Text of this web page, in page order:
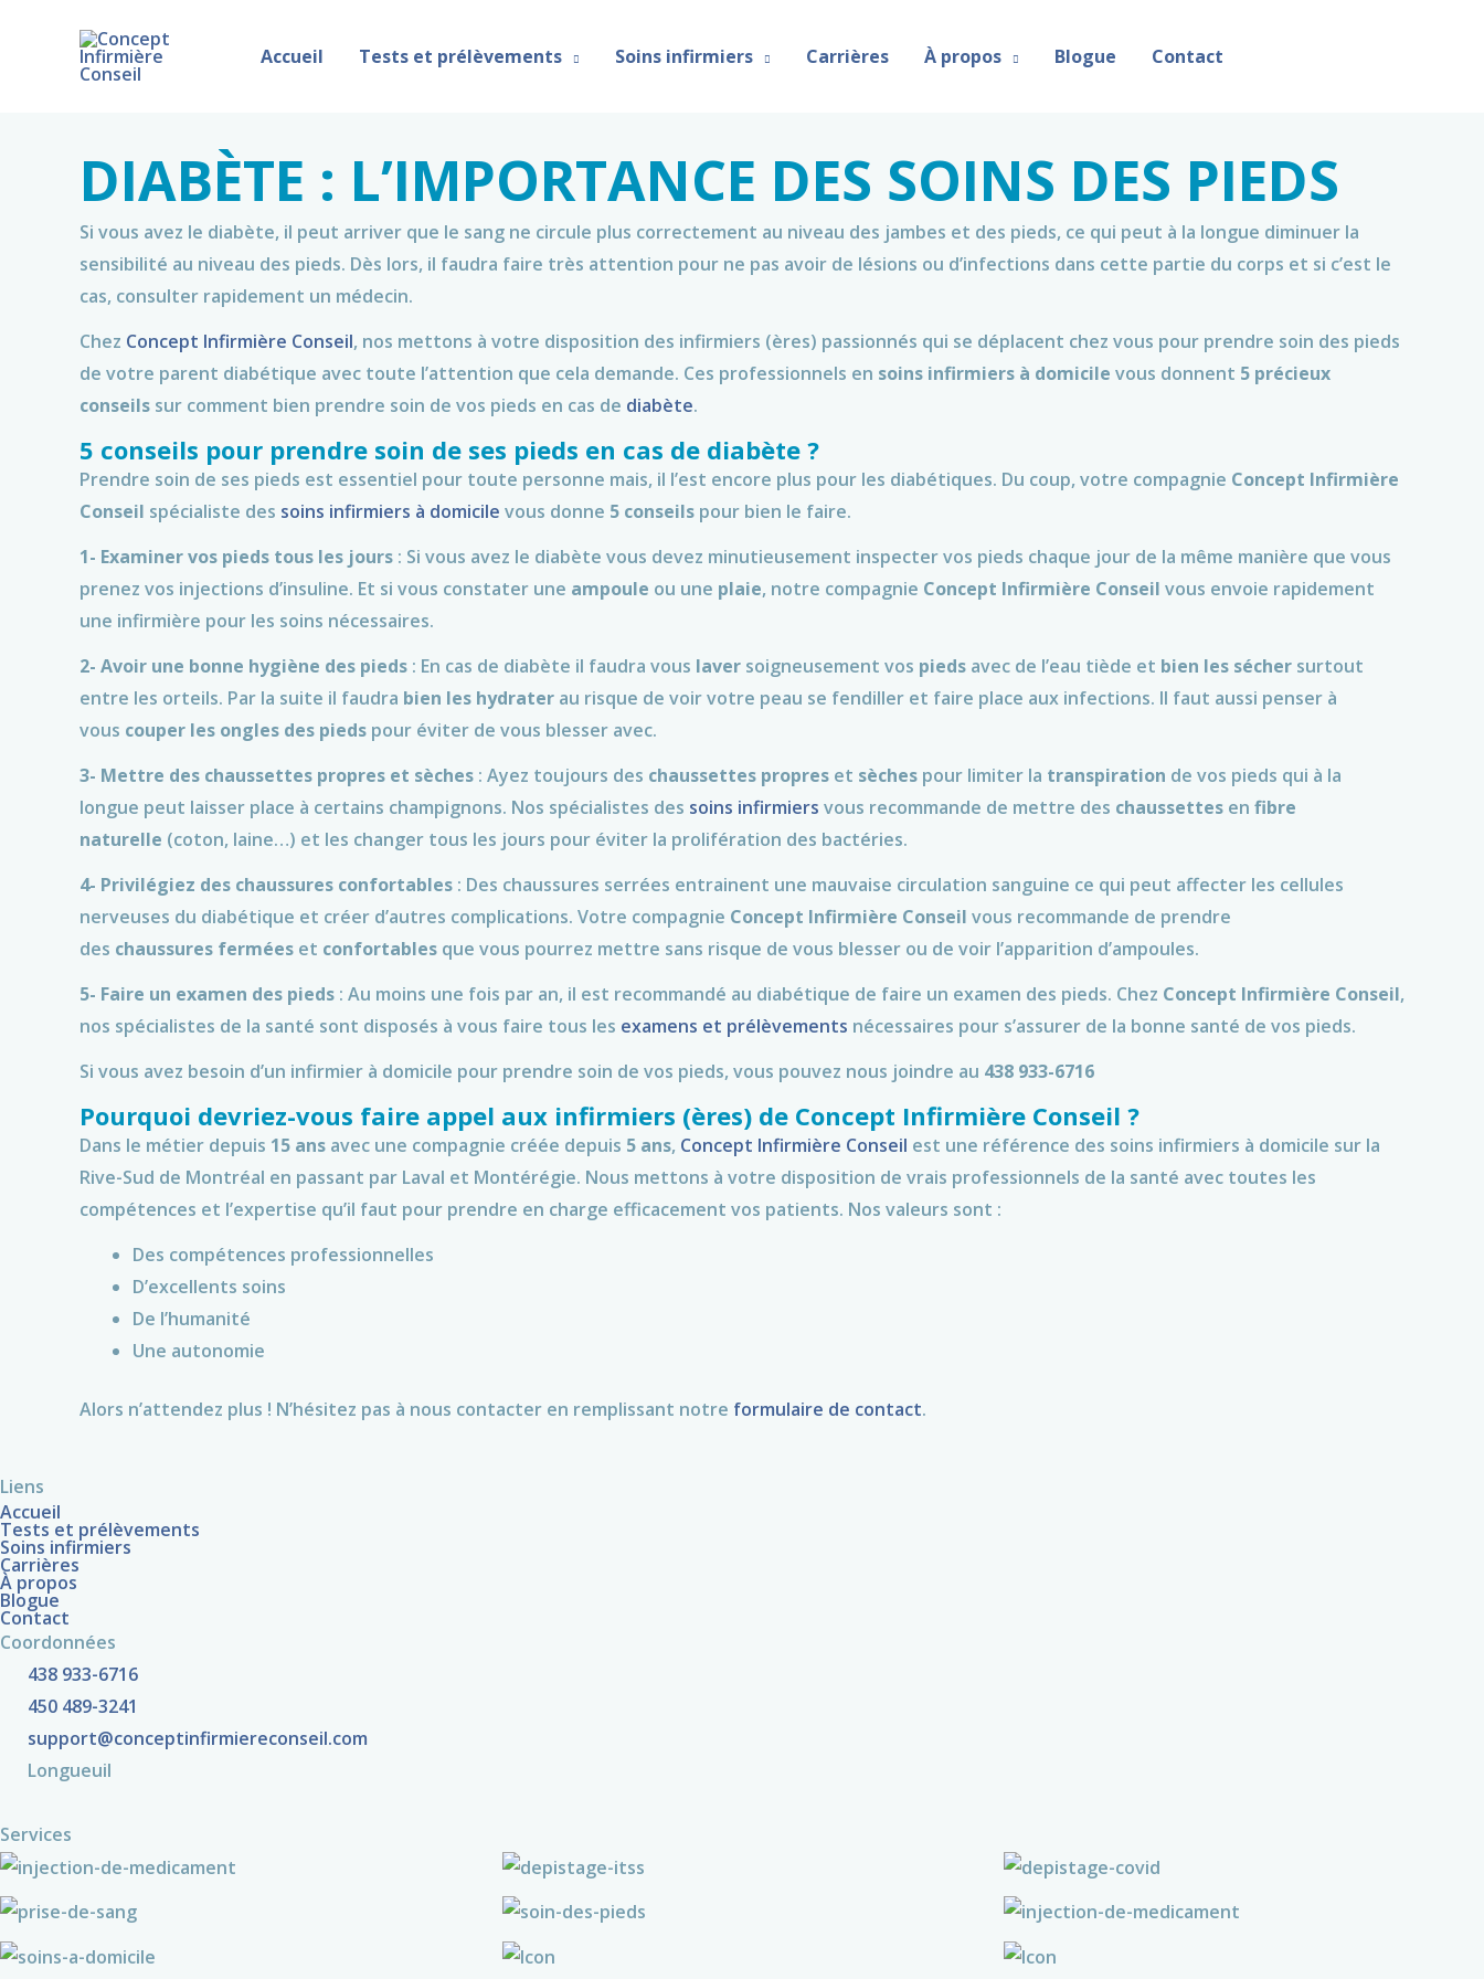
Accueil Tests et prélèvements Soins infirmiers Carrières À propos Blogue Contact
DIABÈTE : L’IMPORTANCE DES SOINS DES PIEDS
Si vous avez le diabète, il peut arriver que le sang ne circule plus correctement au niveau des jambes et des pieds, ce qui peut à la longue diminuer la
sensibilité au niveau des pieds. Dès lors, il faudra faire très attention pour ne pas avoir de lésions ou d’infections dans cette partie du corps et si c’est le
cas, consulter rapidement un médecin.
Chez Concept Infirmière Conseil, nos mettons à votre disposition des infirmiers (ères) passionnés qui se déplacent chez vous pour prendre soin des pieds
de votre parent diabétique avec toute l’attention que cela demande. Ces professionnels en soins infirmiers à domicile vous donnent 5 précieux
conseils sur comment bien prendre soin de vos pieds en cas de diabète.
5 conseils pour prendre soin de ses pieds en cas de diabète ?
Prendre soin de ses pieds est essentiel pour toute personne mais, il l’est encore plus pour les diabétiques. Du coup, votre compagnie Concept Infirmière
Conseil spécialiste des soins infirmiers à domicile vous donne 5 conseils pour bien le faire.
1- Examiner vos pieds tous les jours : Si vous avez le diabète vous devez minutieusement inspecter vos pieds chaque jour de la même manière que vous
prenez vos injections d’insuline. Et si vous constater une ampoule ou une plaie, notre compagnie Concept Infirmière Conseil vous envoie rapidement
une infirmière pour les soins nécessaires.
2- Avoir une bonne hygiène des pieds : En cas de diabète il faudra vous laver soigneusement vos pieds avec de l’eau tiède et bien les sécher surtout
entre les orteils. Par la suite il faudra bien les hydrater au risque de voir votre peau se fendiller et faire place aux infections. Il faut aussi penser à
vous couper les ongles des pieds pour éviter de vous blesser avec.
3- Mettre des chaussettes propres et sèches : Ayez toujours des chaussettes propres et sèches pour limiter la transpiration de vos pieds qui à la
longue peut laisser place à certains champignons. Nos spécialistes des soins infirmiers vous recommande de mettre des chaussettes en fibre
naturelle (coton, laine…) et les changer tous les jours pour éviter la prolifération des bactéries.
4- Privilégiez des chaussures confortables : Des chaussures serrées entrainent une mauvaise circulation sanguine ce qui peut affecter les cellules
nerveuses du diabétique et créer d’autres complications. Votre compagnie Concept Infirmière Conseil vous recommande de prendre
des chaussures fermées et confortables que vous pourrez mettre sans risque de vous blesser ou de voir l’apparition d’ampoules.
5- Faire un examen des pieds : Au moins une fois par an, il est recommandé au diabétique de faire un examen des pieds. Chez Concept Infirmière Conseil,
nos spécialistes de la santé sont disposés à vous faire tous les examens et prélèvements nécessaires pour s’assurer de la bonne santé de vos pieds.
Si vous avez besoin d’un infirmier à domicile pour prendre soin de vos pieds, vous pouvez nous joindre au 438 933-6716
Pourquoi devriez-vous faire appel aux infirmiers (ères) de Concept Infirmière Conseil ?
Dans le métier depuis 15 ans avec une compagnie créée depuis 5 ans, Concept Infirmière Conseil est une référence des soins infirmiers à domicile sur la
Rive-Sud de Montréal en passant par Laval et Montérégie. Nous mettons à votre disposition de vrais professionnels de la santé avec toutes les
compétences et l’expertise qu’il faut pour prendre en charge efficacement vos patients. Nos valeurs sont :
Des compétences professionnelles
D’excellents soins
De l’humanité
Une autonomie
Alors n’attendez plus ! N’hésitez pas à nous contacter en remplissant notre formulaire de contact.
Liens
Accueil
Tests et prélèvements
Soins infirmiers
Carrières
À propos
Blogue
Contact
Coordonnées
438 933-6716
450 489-3241
support@conceptinfirmiereconseil.com
Longueuil
Services